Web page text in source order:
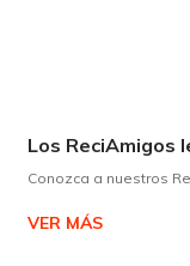
Conozca a nuestros
VER MÁS